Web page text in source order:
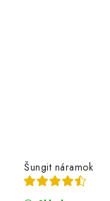
Šungit náramok